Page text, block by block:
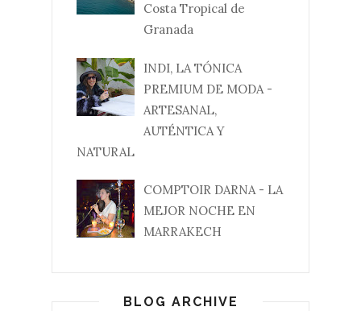
Costa Tropical de
Granada
INDI, LA TÓNICA
PREMIUM DE MODA -
ARTESANAL,
AUTÉNTICA Y
NATURAL
COMPTOIR DARNA - LA
MEJOR NOCHE EN
MARRAKECH
BLOG ARCHIVE